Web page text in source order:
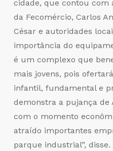
cidade, que contou com
da Fecomércio, Carlos
César e autoridades
importância do
é um complexo que
mais jovens, pois
infantil, fundamental e
demonstra a pujança de
com o momento
atraído importantes
parque industrial”, disse.